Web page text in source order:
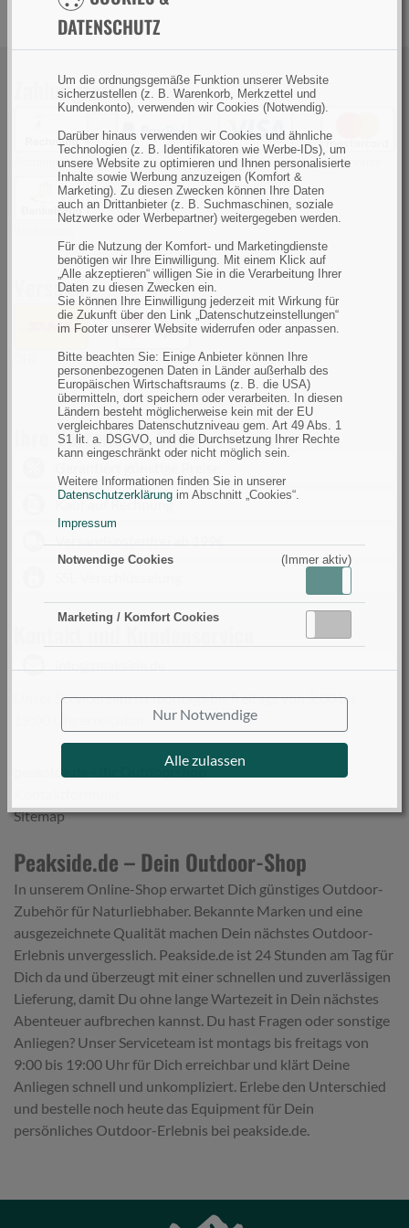
DATENSCHUTZ
Um die ordnungsgemäße Funktion unserer Website
sicherzustellen (z. B. Warenkorb, Merkzettel und
Kundenkonto), verwenden wir Cookies (Notwendig).
Darüber hinaus verwenden wir Cookies und ähnliche
Technologien (z. B. Identifikatoren wie Werbe-IDs), um
unsere Website zu optimieren und Ihnen personalisierte
Inhalte sowie Werbung anzuzeigen (Komfort &
Marketing). Zu diesen Zwecken können Ihre Daten
auch an Drittanbieter (z. B. Suchmaschinen, soziale
Netzwerke oder Werbepartner) weitergegeben werden.
Für die Nutzung der Komfort- und Marketingdienste
benötigen wir Ihre Einwilligung. Mit einem Klick auf
„Alle akzeptieren“ willigen Sie in die Verarbeitung Ihrer
Daten zu diesen Zwecken ein.
Sie können Ihre Einwilligung jederzeit mit Wirkung für
die Zukunft über den Link „Datenschutzeinstellungen“
im Footer unserer Website widerrufen oder anpassen.
Bitte beachten Sie: Einige Anbieter können Ihre
personenbezogenen Daten in Länder außerhalb des
Europäischen Wirtschaftsraums (z. B. die USA)
übermitteln, dort speichern oder verarbeiten. In diesen
Ländern besteht möglicherweise kein mit der EU
vergleichbares Datenschutzniveau gem. Art 49 Abs. 1
S1 lit. a. DSGVO, und die Durchsetzung Ihrer Rechte
kann eingeschränkt oder nicht möglich sein.
Weitere Informationen finden Sie in unserer
Datenschutzerklärung im Abschnitt „Cookies“.
Impressum
Notwendige Cookies (Immer aktiv)
Marketing / Komfort Cookies
Nur Notwendige
Alle zulassen
Zahlungsarten
Rechnung PayPal Kreditkarte Kreditkarte
Versand
DPD
Ihre Vorteile im Shop
Kauf auf Rechnung
Versandkostenfrei ab 199€
Kontakt und Kundenservice
Unser Serviceteam ist montags bis freitags von 9:00 bis
peakside.de - Ihr Outdoorshop
Sitemap
Peakside.de – Dein Outdoor-Shop
In unserem Online-Shop erwartet Dich günstiges Outdoor-
Zubehör für Naturliebhaber. Bekannte Marken und eine
ausgezeichnete Qualität machen Dein nächstes Outdoor-
Erlebnis unvergesslich. Peakside.de ist 24 Stunden am Tag für
Dich da und überzeugt mit einer schnellen und zuverlässigen
Lieferung, damit Du ohne lange Wartezeit in Dein nächstes
Abenteuer aufbrechen kannst. Du hast Fragen oder sonstige
Anliegen? Unser Serviceteam ist montags bis freitags von
9:00 bis 19:00 Uhr für Dich erreichbar und klärt Deine
Anliegen schnell und unkompliziert. Erlebe den Unterschied
und bestelle noch heute das Equipment für Dein
persönliches Outdoor-Erlebnis bei peakside.de.